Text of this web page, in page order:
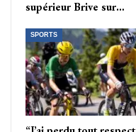
supérieur Brive sur…
SPORTS